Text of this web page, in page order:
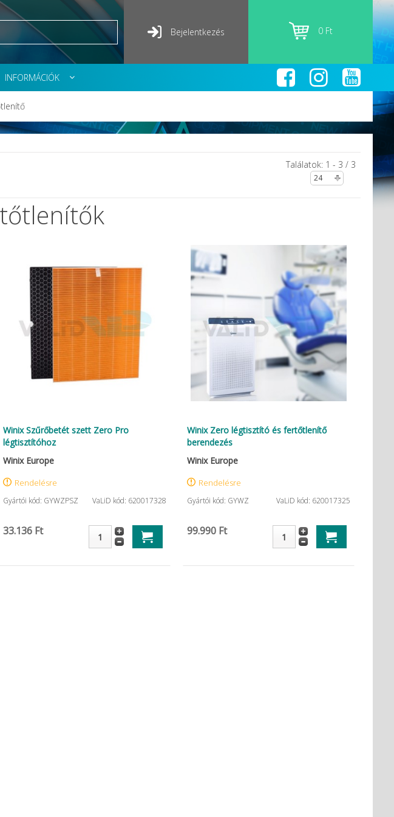
Bejelentkezés 0 Ft
INFORMÁCIÓK
Találatok: 1 - 3 / 3
Winix Szűrőbetét szett Zero Pro
légtisztítóhoz
Winix Europe
Rendelésre
Gyártói kód: GYWZPSZ VaLiD kód: 620017328
33.136 Ft
Winix Zero légtisztító és fertőtlenítő
berendezés
Winix Europe
Rendelésre
Gyártói kód: GYWZ VaLiD kód: 620017325
99.990 Ft